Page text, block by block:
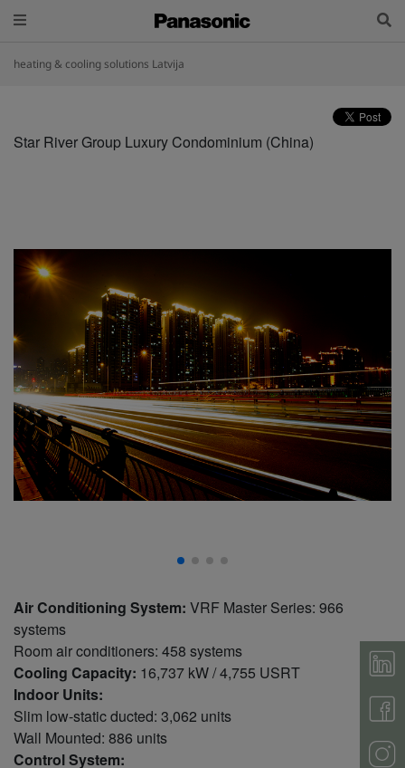
heating & cooling solutions Latvija
Star River Group Luxury Condominium (China)
Air Conditioning System: VRF Master Series: 966
systems
Room air conditioners: 458 systems
Cooling Capacity: 16,737 kW / 4,755 USRT
Indoor Units:
Slim low-static ducted: 3,062 units
Wall Mounted: 886 units
Control System: